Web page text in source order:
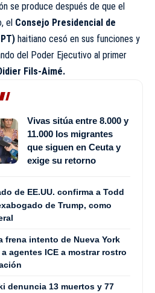
se produce después de que el
el Consejo Presidencial de
haitiano cesó en sus funciones y
del Poder Ejecutivo al primer
Fils-Aimé.
Vivas sitúa entre 8.000 y
11.000 los migrantes
que siguen en Ceuta y
exige su retorno
de EE.UU. confirma a Todd
de Trump, como
frena intento de Nueva York
agentes ICE a mostrar rostro
denuncia 13 muertos y 77